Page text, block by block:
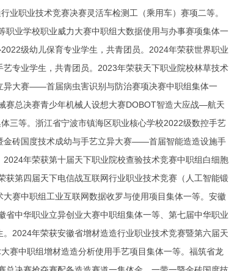
职业技术竞赛决赛灵活车检测工（乘用车）赛项二等。
业学校职业威力大赛中职组大数据使用与办事赛项集体一
级幼儿保育专业学生，共青团员。2024年荣获世界职业
专业学生，共青团员。2023年荣获天下职业院校林草技术
异大赛——首届病虫害识别与防治赛项决赛中职组集体一
赛总决赛青少年机械人设想大赛DOBOT智造大应战—航天
三等。浙江省宁波市镇海区职业核心学校2022级数控手艺
金砖国度技术成幼与手艺立异大赛——首届智能造造设施手
年荣获第十届天下职业院校查验技术竞赛中职组白细胞
第四届天下电信战互联网行业职业技术竞赛（人工智能锻
赛中职组工业互联网数据收罗与使用项目集体一等。安徽
中华职业立异创业大赛中职组集体一等、第七届中华职业
2024年荣获安徽省增材造造行业职业技术竞赛暨第六届天
赛中职组增材造造分析使用手艺项目集体一等。福筑省龙